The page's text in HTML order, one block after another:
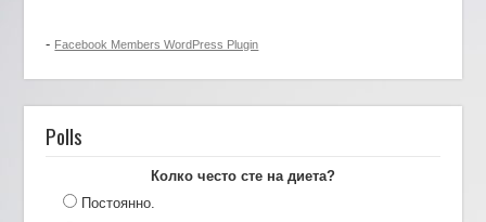
- Facebook Members WordPress Plugin
Polls
Колко често сте на диета?
Постоянно.